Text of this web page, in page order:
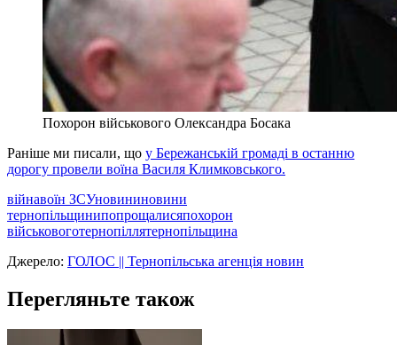
Похорон військового Олександра Босака
Раніше ми писали, що у Бережанській громаді в останню
дорогу провели воїна Василя Климковського.
війнавоїн ЗСУновининовини
тернопільщинипопрощалисяпохорон
військовоготернопіллятернопільщина
Джерело: ГОЛОС || Тернопільська агенція новин
Перегляньте також